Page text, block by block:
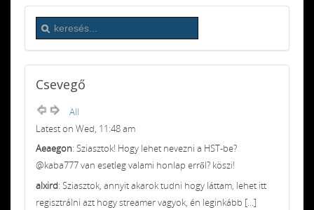
Csevegő
All
Latest on Wed, 11:48 am
Aeaegon: Sziasztok! Hogy lehet nevezni a HST-be?
@kaba777 van esetleg valami honlap erről? köszi!
alxird: Sziasztok, annyit akarok tudni hogy láttam, lehet itt
regisztrálni azt hogy streamer vagyok, én leginkább [...]